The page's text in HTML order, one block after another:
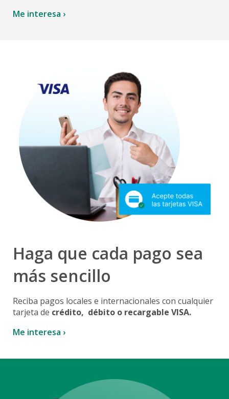
Me interesa ›
Haga que cada pago sea
más sencillo
Reciba pagos locales e internacionales con cualquier
tarjeta de crédito, débito o recargable VISA.
Me interesa ›